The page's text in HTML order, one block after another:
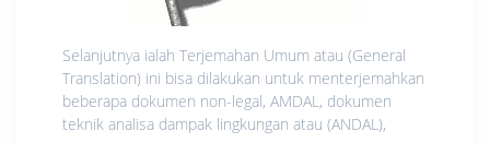
Selanjutnya ialah Terjemahan Umum atau (General
Translation) ini bisa dilakukan untuk menterjemahkan
beberapa dokumen non-legal, AMDAL, dokumen
teknik analisa dampak lingkungan atau (ANDAL),